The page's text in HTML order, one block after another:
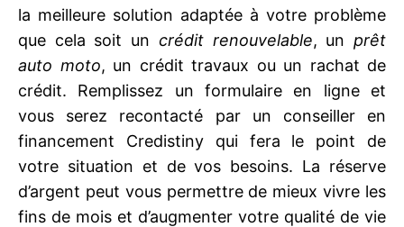
la meilleure solution adaptée à votre problème
que cela soit un crédit renouvelable, unprêt
auto moto, un crédit travaux ou un rachat de
crédit. Remplissez un formulaire en ligne et
vous serez recontacté par un conseiller en
financement Credistiny qui fera le point de
votre situation et de vos besoins. La réserve
d’argent peut vous permettre de mieux vivre les
fins de mois et d’augmenter votre qualité de vie